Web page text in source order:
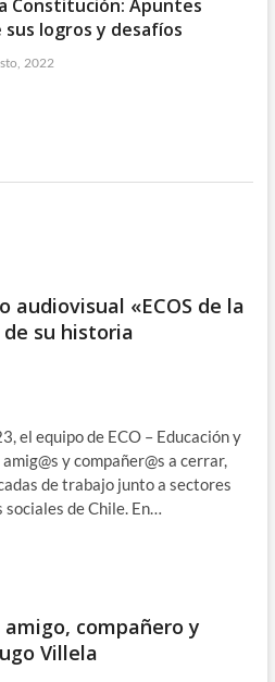
Constitución: Apuntes
sus logros y desafíos
2022
audiovisual «ECOS de la
su historia
el equipo de ECO – Educación y
y compañer@s a cerrar,
de trabajo junto a sectores
de Chile. En…
compañero y
Villela